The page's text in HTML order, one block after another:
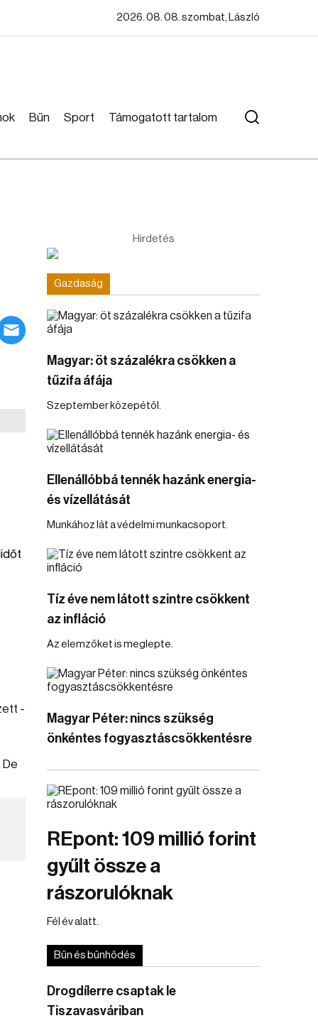
2026. 08. 08. szombat, László
Bűn Sport Támogatott tartalom
-
De
Hirdetés
Gazdaság
Magyar: öt százalékra csökken a
tűzifa áfája
Szeptember közepétől.
Ellenállóbbá tennék hazánk energia-
és vízellátását
Munkához lát a védelmi munkacsoport.
Tíz éve nem látott szintre csökkent
az infláció
Az elemzőket is meglepte.
Magyar Péter: nincs szükség
önkéntes fogyasztáscsökkentésre
REpont: 109 millió forint
gyűlt össze a
rászorulóknak
Fél év alatt.
Bűn és bűnhődés
Drogdílerre csaptak le
Tiszavasváriban